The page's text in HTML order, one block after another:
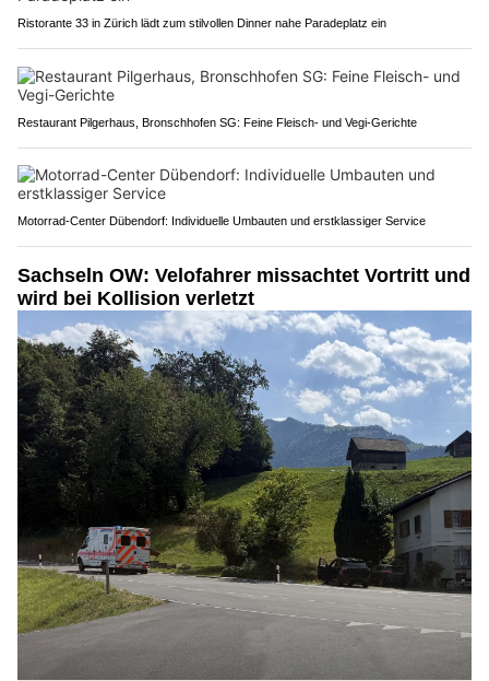
Ristorante 33 in Zürich lädt zum stilvollen Dinner nahe Paradeplatz ein
Restaurant Pilgerhaus, Bronschhofen SG: Feine Fleisch- und Vegi-Gerichte
Motorrad-Center Dübendorf: Individuelle Umbauten und erstklassiger Service
Sachseln OW: Velofahrer missachtet Vortritt und
wird bei Kollision verletzt